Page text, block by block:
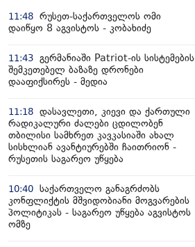
11:48 რუსეთ-საქართველოს ომი
დაიწყო 8 აგვისტოს - კობახიძე
11:43 გერმანიაში Patriot-ის სისტემების
შემკეთებელ ბაზაზე დრონები
დააფიქსირეს - მედია
11:18 დასავლეთი, კიევი და ქართული
რადიკალური ძალები ცდილობენ
თბილისი სამხრეთ კავკასიაში ახალ
სისხლიან ავანტიურებში ჩაითრიონ -
რუსეთის საგარეო უწყება
10:40 საქართველო განაგრძობს
კონფლიქტის მშვიდობიანი მოგვარების
პოლიტიკას - საგარეო უწყება აგვისტოს
ომზე